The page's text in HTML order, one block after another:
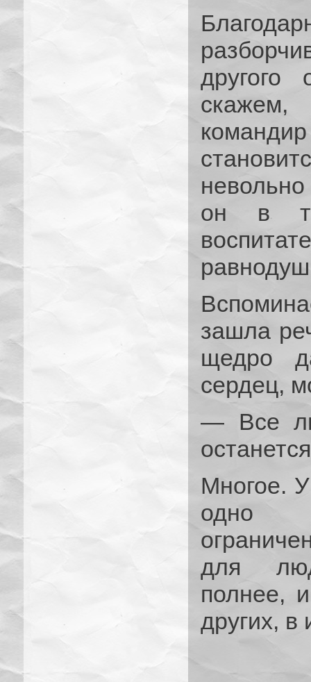
другого
он в
зашла
щедро
сердец,
— Все
Многое.
одно
для
полнее,
других, в